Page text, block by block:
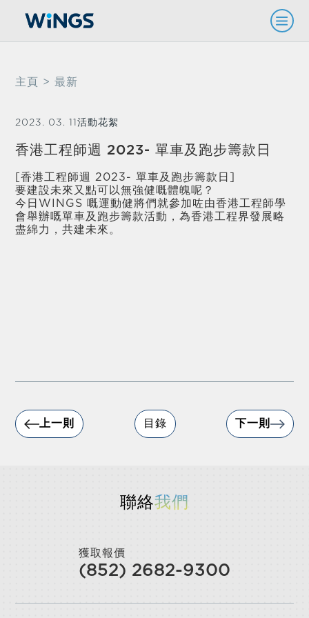
主頁 > 最新
2023. 03. 11活動花絮
香港工程師週 2023- 單車及跑步籌款日
[香港工程師週 2023- 單車及跑步籌款日]
要建設未來又點可以無強健嘅體魄呢？
今日WINGS 嘅運動健將們就參加咗由香港工程師學
會舉辦嘅單車及跑步籌款活動，為香港工程界發展略
盡綿力，共建未來。
上一則 目錄 下一則
聯絡我們
獲取報價
(852) 2682-9300